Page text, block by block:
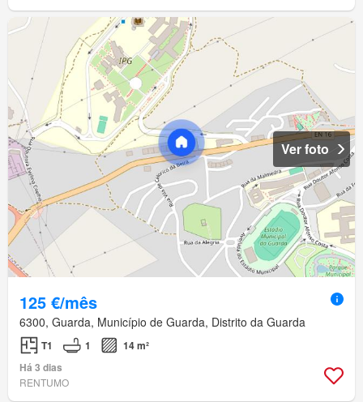
Ver foto
125 €/mês
6300, Guarda, Município de Guarda, Distrito da Guarda
T1 1
14 m²
Há 3 dias
RENTUMO